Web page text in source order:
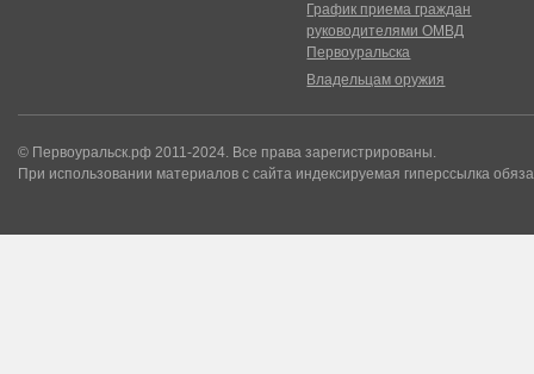
График приема граждан
руководителями ОМВД
Первоуральска
Владельцам оружия
© Первоуральск.рф 2011-2024. Все права зарегистрированы.
При использовании материалов с сайта индексируемая гиперссылка